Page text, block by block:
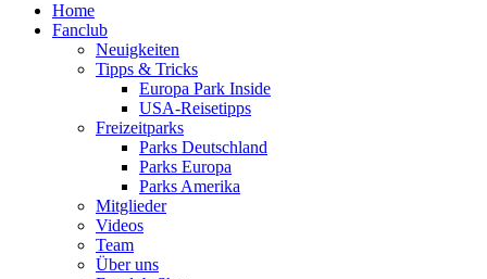
Home
Fanclub
Neuigkeiten
Tipps & Tricks
Europa Park Inside
USA-Reisetipps
Freizeitparks
Parks Deutschland
Parks Europa
Parks Amerika
Mitglieder
Videos
Team
Über uns